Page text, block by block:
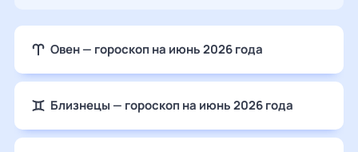
Овен — гороскоп на июнь 2026 года
Близнецы — гороскоп на июнь 2026 года